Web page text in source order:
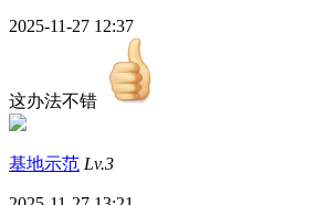
2025-11-27 12:37
这办法不错
基地示范 Lv.3